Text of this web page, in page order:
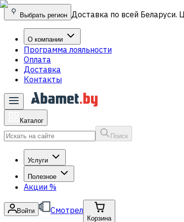
Выбрать регион Доставка по всей Беларуси.
О компании
Программа лояльности
Оплата
Доставка
Контакты
Каталог
Поиск
Услуги
Полезное
Акции %
Войти Смотрел
Корзина